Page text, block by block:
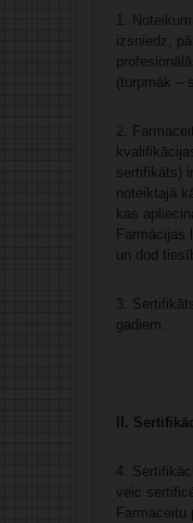
1.
izsniedz,
(turpmāk –
2.
sertifikāts)
noteiktajā
kas
Farmācijas
un dod
3.
gadiem.
II.
4.
veic